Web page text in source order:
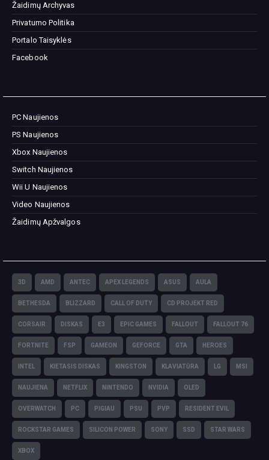
Žaidimų Archyvas
Privatumo Politika
Portalo Taisyklės
Facebook
PC Naujienos
PS Naujienos
Xbox Naujienos
Switch Naujienos
Wii U Naujienos
Video Naujienos
Žaidimų Apžvalgos
3D AMD ANTEC APEX LEGENDS ASUS AULA
BETHESDA BLIZZARD CALL OF DUTY CD PROJEKT RED
CORSAIR DISKAS E3 EPIC GAMES FALLOUT FALLOUT 76
FORTNITE FSP GAMEON GEFORCE GTA HEROES
INTEL KIETASIS DISKAS KINGSTON KLAVIATŪRA LG MSI
NAUJIENA NETFLIX NINTENDO NVIDIA OLED
OVERWATCH PC PIGIAU PSU PVP RESIDENT EVIL
ROCKSTAR GAMES SILICON POWER SONY SSD STAR WARS
XBOX